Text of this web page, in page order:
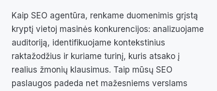
Kaip SEO agentūra, renkame duomenimis grįstą
kryptį vietoj masinės konkurencijos: analizuojame
auditoriją, identifikuojame kontekstinius
raktažodžius ir kuriame turinį, kuris atsako į
realius žmonių klausimus. Taip mūsų SEO
paslaugos padeda net mažesniems verslams